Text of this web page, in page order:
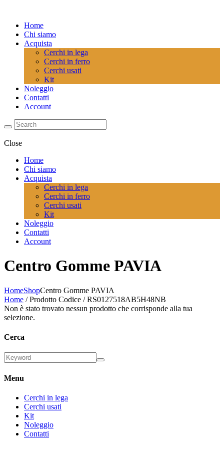
Home
Chi siamo
Acquista
Cerchi in lega
Cerchi in ferro
Cerchi usati
Kit
Noleggio
Contatti
Account
Close
Home
Chi siamo
Acquista
Cerchi in lega
Cerchi in ferro
Cerchi usati
Kit
Noleggio
Contatti
Account
Centro Gomme PAVIA
HomeShopCentro Gomme PAVIA
Home / Prodotto Codice / RS0127518AB5H48NB
Non è stato trovato nessun prodotto che corrisponde alla tua
selezione.
Cerca
Menu
Cerchi in lega
Cerchi usati
Kit
Noleggio
Contatti